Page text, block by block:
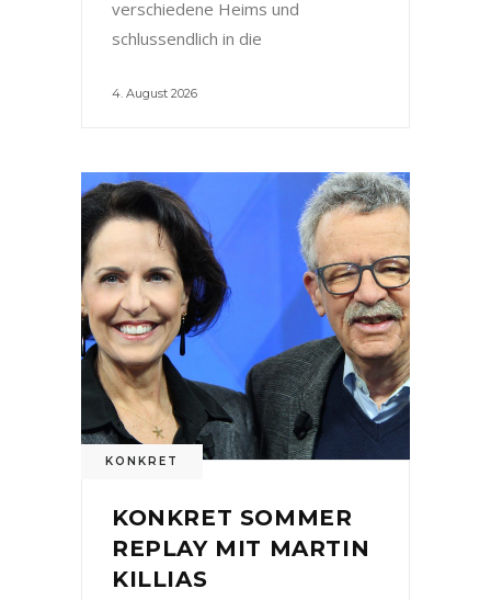
verschiedene Heims und
schlussendlich in die
4. August 2026
KONKRET
KONKRET SOMMER
REPLAY MIT MARTIN
KILLIAS